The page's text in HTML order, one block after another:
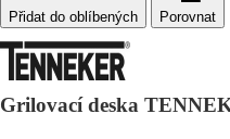
Porovnat
Grilovací deska